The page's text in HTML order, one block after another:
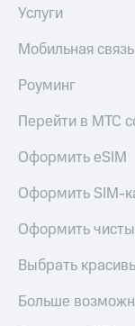
и
Платежи
МТС
Скидки
до 40%
при
покупке
со связью
МТС
Услуги
Мобильная связь
Роуминг
Перейти в МТС
Оформить eSIM
Оформить SIM-
Оформить
Выбрать
Больше